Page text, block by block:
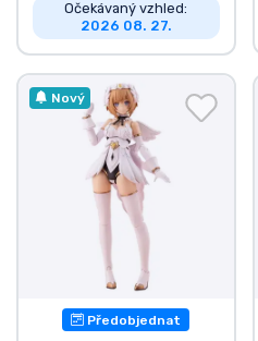
Očekávaný vzhled:
2026 08. 27.
Nový
Předobjednat